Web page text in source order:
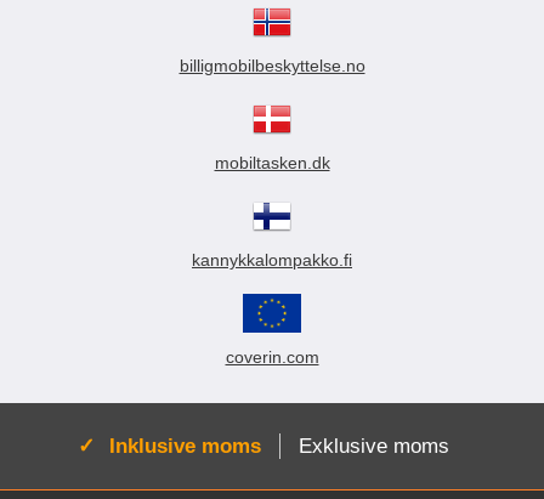
billigmobilbeskyttelse.no
mobiltasken.dk
kannykkalompakko.fi
coverin.com
Aktiv:
Inklusive moms Exklusive moms